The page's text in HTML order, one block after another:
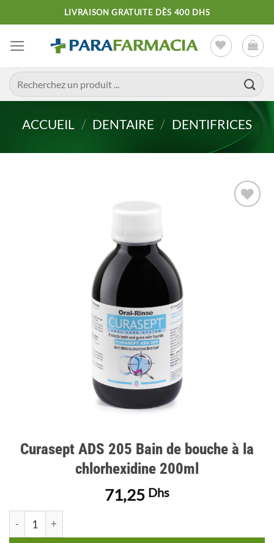
au
contenu
LIVRAISON GRATUITE DÈS 400 DHS
Recherche
pour :
ACCUEIL / DENTAIRE / DENTIFRICES
Curasept ADS 205 Bain de bouche à la
chlorhexidine 200ml
71,25 Dhs
quantité de Curasept ADS 205 Bain de bouche à la